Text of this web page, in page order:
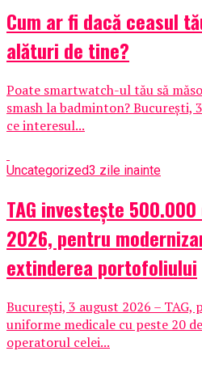
Cum ar fi dacă ceasul
alături de tine?
Poate smartwatch-ul tău să
smash la badminton? București,
ce interesul...
Uncategorized3 zile inainte
TAG investește
2026, pentru
extinderea portofoliului
București, 3 august 2026 –
uniforme medicale cu peste 20
operatorul celei...